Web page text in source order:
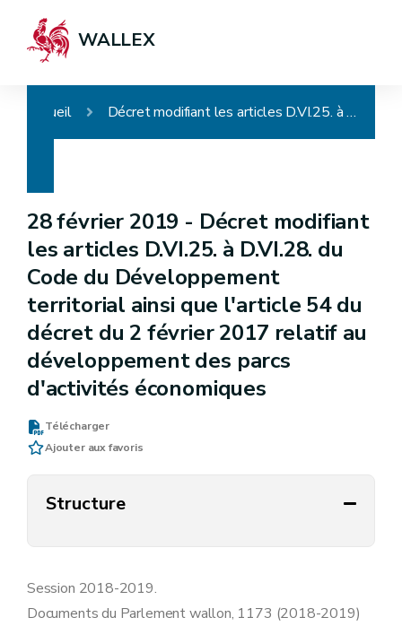
WALLEX
Accueil Décret modifiant les articles D.VI.25. à D.VI.28. du Code du Développement territorial ainsi que l'article 54 du décret du 2 février 2017 relatif au développement des parcs d'activités économiques
28 février 2019 - Décret modifiant
les articles D.VI.25. à D.VI.28. du
Code du Développement
territorial ainsi que l'article 54 du
décret du 2 février 2017 relatif au
développement des parcs
d'activités économiques
Télécharger
Ajouter aux favoris
Structure
Session 2018-2019.
Documents du Parlement wallon, 1173 (2018-2019)